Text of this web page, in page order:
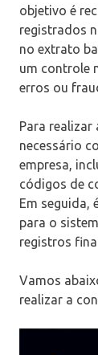
objetivo é
registrados
no extrato
um controle
erros ou
Para realizar
necessário
empresa,
códigos de
Em seguida,
para o
registros
Vamos
realizar a